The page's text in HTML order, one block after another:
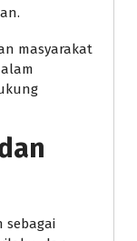
masyarakat
sebagai